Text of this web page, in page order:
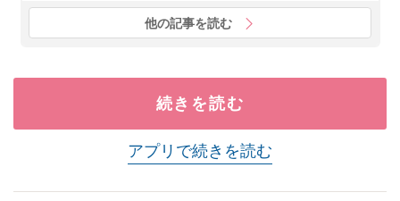
他の記事を読む
続きを読む
アプリで続きを読む